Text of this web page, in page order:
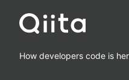
How developers code is